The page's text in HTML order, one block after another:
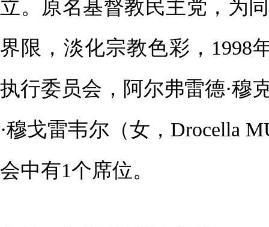
立。原名基督教民主党，为
界限，淡化宗教色彩，1998
执行委员会，阿尔弗雷德·穆
·穆戈雷韦尔（女，Drocella
会中有1个席位。